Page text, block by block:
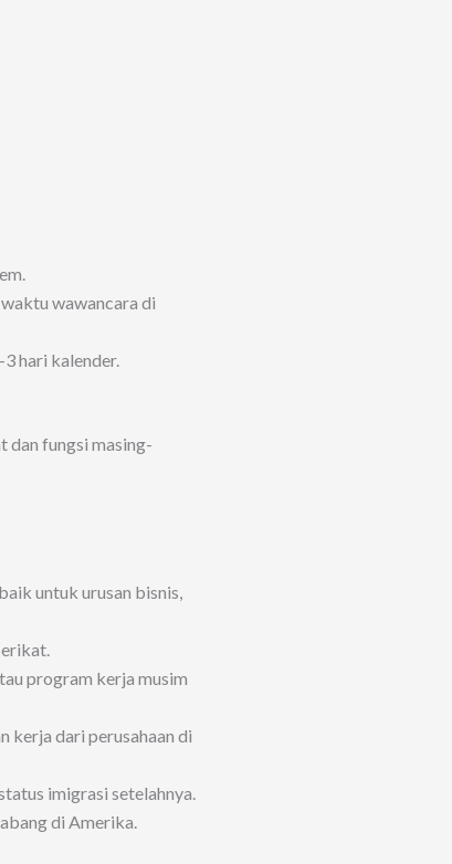
wawancara di
hari kalender.
dan fungsi masing-
untuk urusan bisnis,
program kerja musim
kerja dari perusahaan di
imigrasi setelahnya.
di Amerika.